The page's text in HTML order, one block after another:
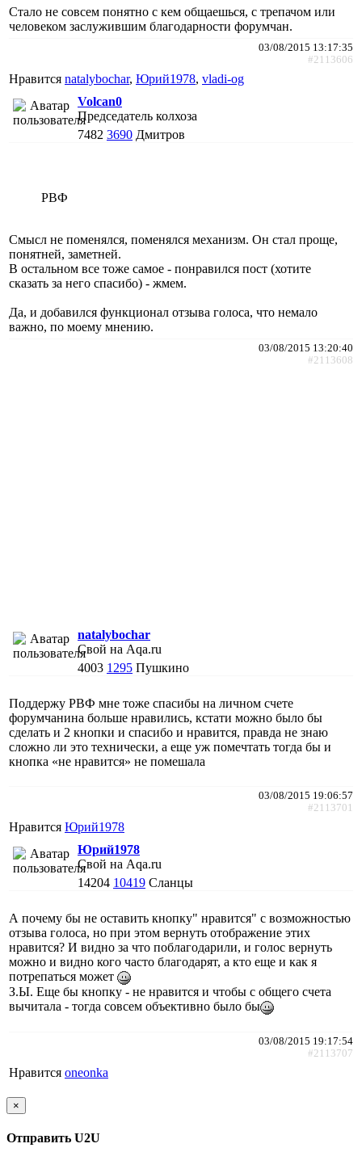
Стало не совсем понятно с кем общаешься, с трепачом или
человеком заслужившим благодарности форумчан.
03/08/2015 13:17:35
#2113606
Нравится natalybochar, Юрий1978, vladi-og
Volcan0
Председатель колхоза
7482 3690 Дмитров
РВФ
Смысл не поменялся, поменялся механизм. Он стал проще,
понятней, заметней.
В остальном все тоже самое - понравился пост (хотите
сказать за него спасибо) - жмем.
Да, и добавился функционал отзыва голоса, что немало
важно, по моему мнению.
03/08/2015 13:20:40
#2113608
natalybochar
Свой на Aqa.ru
4003 1295 Пушкино
Поддержу РВФ мне тоже спасибы на личном счете
форумчанина больше нравились, кстати можно было бы
сделать и 2 кнопки и спасибо и нравится, правда не знаю
сложно ли это технически, а еще уж помечтать тогда бы и
кнопка «не нравится» не помешала
03/08/2015 19:06:57
#2113701
Нравится Юрий1978
Юрий1978
Свой на Aqa.ru
14204 10419 Сланцы
А почему бы не оставить кнопку" нравится" с возможностью
отзыва голоса, но при этом вернуть отображение этих
нравится? И видно за что поблагодарили, и голос вернуть
можно и видно кого часто благодарят, а кто еще и как я
потрепаться может
З.Ы. Еще бы кнопку - не нравится и чтобы с общего счета
вычитала - тогда совсем объективно было бы
03/08/2015 19:17:54
#2113707
Нравится oneonka
×
Отправить U2U